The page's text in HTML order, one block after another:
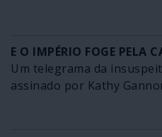
E O IMPÉRIO FOGE PELA
Um telegrama da
assinado por Kathy